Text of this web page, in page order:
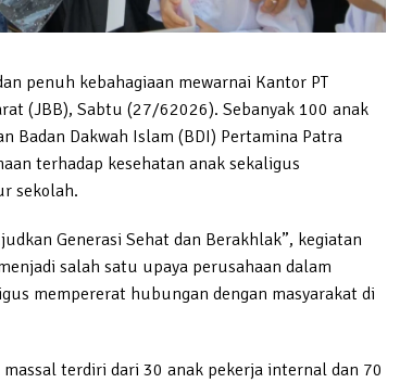
penuh kebahagiaan mewarnai Kantor PT
(JBB), Sabtu (27/62026). Sebanyak 100 anak
Badan Dakwah Islam (BDI) Pertamina Patra
terhadap kesehatan anak sekaligus
sekolah.
Generasi Sehat dan Berakhlak”, kegiatan
salah satu upaya perusahaan dalam
mempererat hubungan dengan masyarakat di
terdiri dari 30 anak pekerja internal dan 70